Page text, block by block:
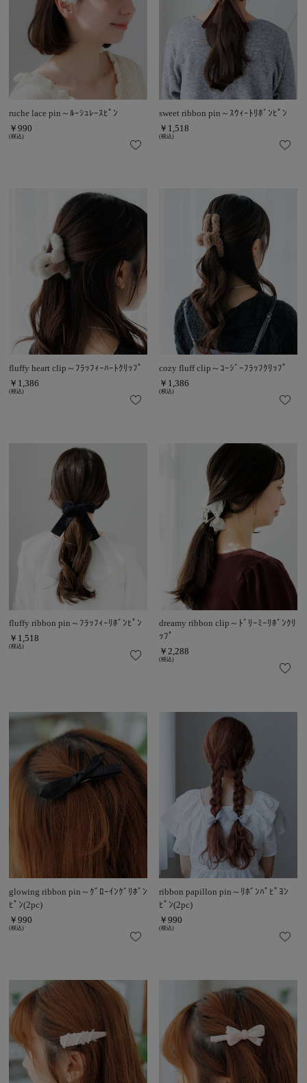
ruche lace pin～ﾙｰｼｭﾚｰｽﾋﾟﾝ
￥990
(税込)
sweet ribbon pin～ｽｳｨｰﾄﾘﾎﾞﾝﾋﾟﾝ
￥1,518
(税込)
fluffy heart clip～ﾌﾗｯﾌｨｰﾊｰﾄｸﾘｯﾌﾟ
￥1,386
(税込)
cozy fluff clip～ｺｰｼﾞｰﾌﾗｯﾌｸﾘｯﾌﾟ
￥1,386
(税込)
fluffy ribbon pin～ﾌﾗｯﾌｨｰﾘﾎﾞﾝﾋﾟﾝ
￥1,518
(税込)
dreamy ribbon clip～ﾄﾞﾘｰﾐｰﾘﾎﾞﾝｸﾘ
ｯﾌﾟ
￥2,288
(税込)
glowing ribbon pin～ｸﾞﾛｰｲﾝｸﾞﾘﾎﾞﾝ
ﾋﾟﾝ(2pc)
￥990
(税込)
ribbon papillon pin～ﾘﾎﾞﾝﾊﾟﾋﾟﾖﾝ
ﾋﾟﾝ(2pc)
￥990
(税込)